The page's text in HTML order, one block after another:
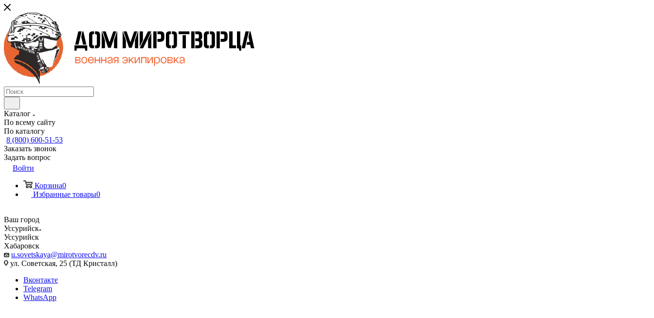
Каталог
По всему сайту
По каталогу
8 (800) 600-51-53
Заказать звонок
Задать вопрос
Войти
Корзина0
Избранные товары0
Ваш город
Уссурийск
Уссурийск
Хабаровск
u.sovetskaya@mirotvorecdv.ru
ул. Советская, 25 (ТД Кристалл)
Вконтакте
Telegram
WhatsApp